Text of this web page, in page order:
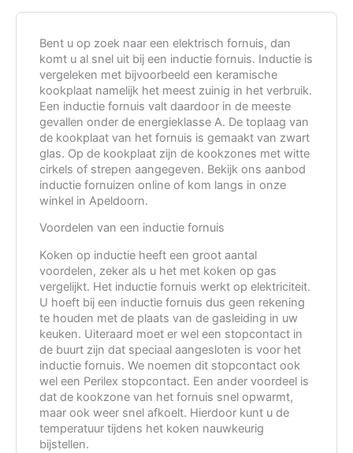
Bent u op zoek naar een elektrisch fornuis, dan
komt u al snel uit bij een inductie fornuis. Inductie is
vergeleken met bijvoorbeeld een keramische
kookplaat namelijk het meest zuinig in het verbruik.
Een inductie fornuis valt daardoor in de meeste
gevallen onder de energieklasse A. De toplaag van
de kookplaat van het fornuis is gemaakt van zwart
glas. Op de kookplaat zijn de kookzones met witte
cirkels of strepen aangegeven. Bekijk ons aanbod
inductie fornuizen online of kom langs in onze
winkel in Apeldoorn.
Voordelen van een inductie fornuis
Koken op inductie heeft een groot aantal
voordelen, zeker als u het met koken op gas
vergelijkt. Het inductie fornuis werkt op elektriciteit.
U hoeft bij een inductie fornuis dus geen rekening
te houden met de plaats van de gasleiding in uw
keuken. Uiteraard moet er wel een stopcontact in
de buurt zijn dat speciaal aangesloten is voor het
inductie fornuis. We noemen dit stopcontact ook
wel een Perilex stopcontact. Een ander voordeel is
dat de kookzone van het fornuis snel opwarmt,
maar ook weer snel afkoelt. Hierdoor kunt u de
temperatuur tijdens het koken nauwkeurig
bijstellen.